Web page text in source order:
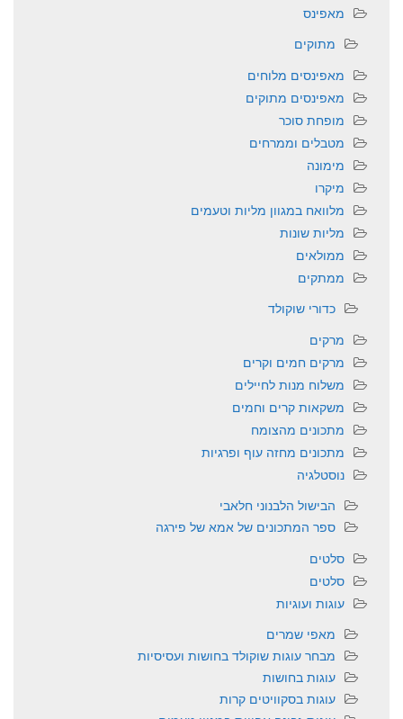
מאפינס
מתוקים
מאפינסים מלוחים
מאפינסים מתוקים
מופחת סוכר
מטבלים וממרחים
מימונה
מיקרו
מלוואח במגוון מליות וטעמים
מליות שונות
ממולאים
ממתקים
כדורי שוקולד
מרקים
מרקים חמים וקרים
משלוח מנות לחיילים
משקאות קרים וחמים
מתכונים מהצומח
מתכונים מחזה עוף ופרגיות
נוסטלגיה
הבישול הלבנוני חלאבי
ספר המתכונים של אמא של פירגה
סלטים
סלטים
עוגות ועוגיות
מאפי שמרים
מבחר עוגות שוקולד בחושות ועסיסיות
עוגות בחושות
עוגות בסקוויטים קרות